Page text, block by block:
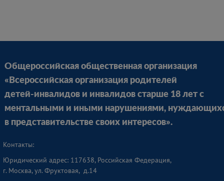
Общероссийская общественная организация
«Всероссийская организация родителей
детей-инвалидов и инвалидов старше 18 лет с
ментальными и иными нарушениями,
в представительстве своих интересов».
Контакты:
Юридический адрес: 117638, Российская Федерация,
г. Москва, ул. Фруктовая, д.14